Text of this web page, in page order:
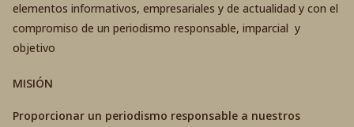
elementos informativos, empresariales y de actualidad y con el
compromiso de un periodismo responsable, imparcial y
objetivo
MISIÓN
Proporcionar un periodismo responsable a nuestros